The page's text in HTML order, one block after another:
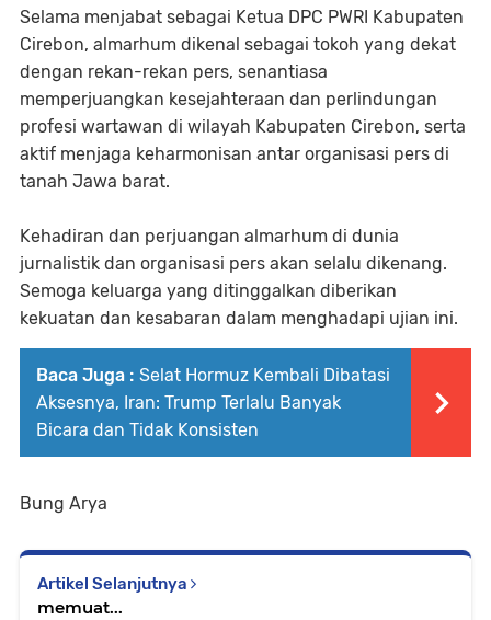
Selama menjabat sebagai Ketua DPC PWRI Kabupaten
Cirebon, almarhum dikenal sebagai tokoh yang dekat
dengan rekan-rekan pers, senantiasa
memperjuangkan kesejahteraan dan perlindungan
profesi wartawan di wilayah Kabupaten Cirebon, serta
aktif menjaga keharmonisan antar organisasi pers di
tanah Jawa barat.
Kehadiran dan perjuangan almarhum di dunia
jurnalistik dan organisasi pers akan selalu dikenang.
Semoga keluarga yang ditinggalkan diberikan
kekuatan dan kesabaran dalam menghadapi ujian ini.
Baca Juga : Selat Hormuz Kembali Dibatasi
Aksesnya, Iran: Trump Terlalu Banyak
Bicara dan Tidak Konsisten
Bung Arya
Artikel Selanjutnya
memuat...